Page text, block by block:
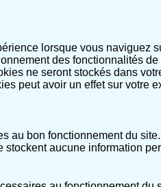
lorsque vous
des fonctionnalités
ne seront stockés dans
peut avoir un effet sur votre
au bon fonctionnement du
aucune information